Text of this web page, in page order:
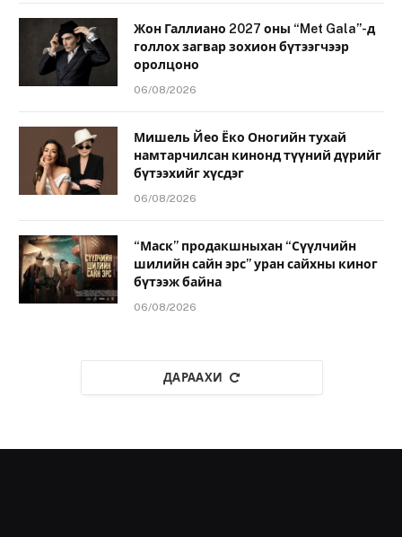
Жон Галлиано 2027 оны “Met Gala”-д
голлох загвар зохион бүтээгчээр
оролцоно
06/08/2026
Мишель Йео Ёко Оногийн тухай
намтарчилсан кинонд түүний дүрийг
бүтээхийг хүсдэг
06/08/2026
“Маск” продакшныхан “Сүүлчийн
шилийн сайн эрс” уран сайхны киног
бүтээж байна
06/08/2026
ДАРААХИ